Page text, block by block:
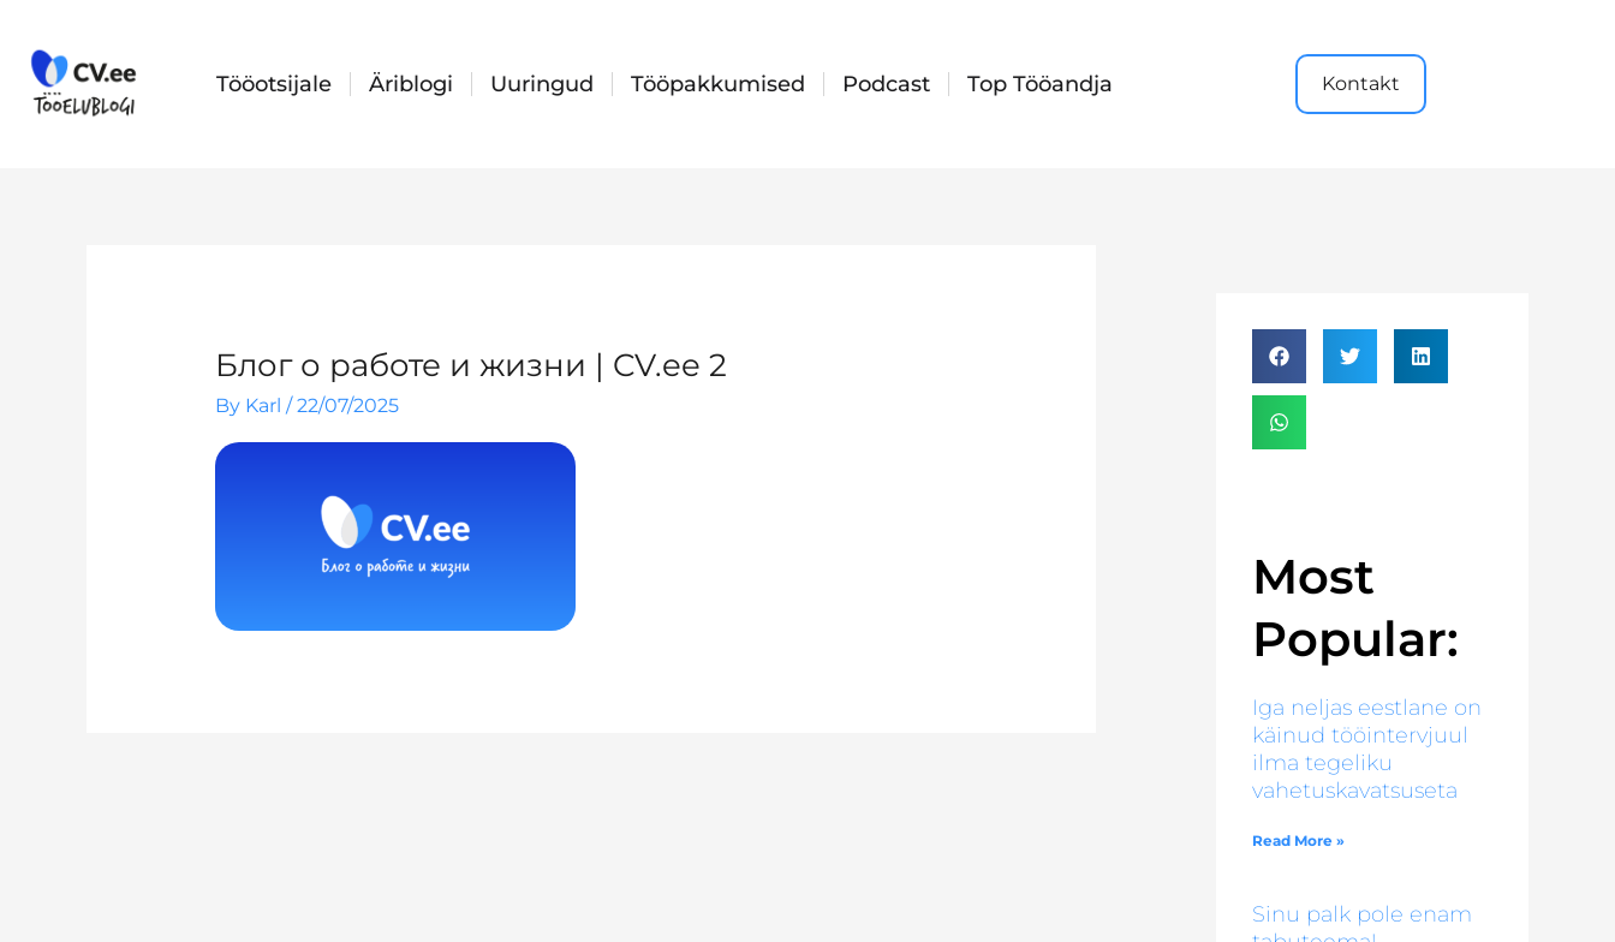
content
Tööotsijale Äriblogi Uuringud Tööpakkumised Podcast Top Tööandja Kontakt
Блог о работе и жизни | CV.ee 2
By Karl /22/07/2025
Most
Popular:
Iga neljas eestlane on
käinud tööintervjuul
ilma tegeliku
vahetuskavatsuseta
Read More »
Sinu palk pole enam